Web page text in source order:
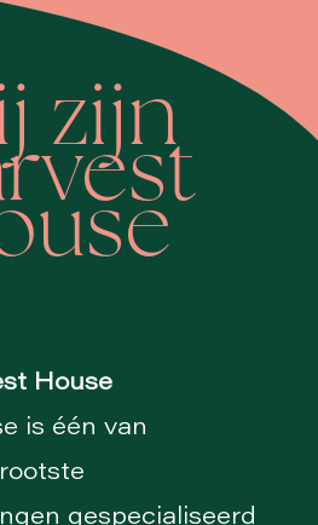
zijn
House
is één van
gespecialiseerd